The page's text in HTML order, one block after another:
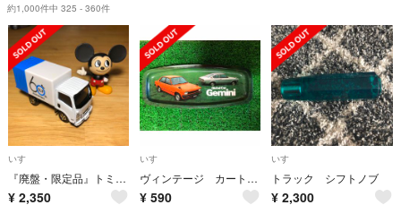
約1,000件中 325 - 360件
いすゞ
『廃盤・限定品』トミカ いすゞ エルフ 60周年記念 860個数量限定品
¥ 2,350
いすゞ
ヴィンテージ カートレイ
¥ 590
いすゞ
トラック シフトノブ
¥ 2,300